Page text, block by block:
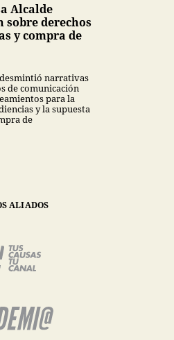
Alcalde
derechos
y compra de
narrativas
de comunicación
para la
y la supuesta
de
ALIADOS